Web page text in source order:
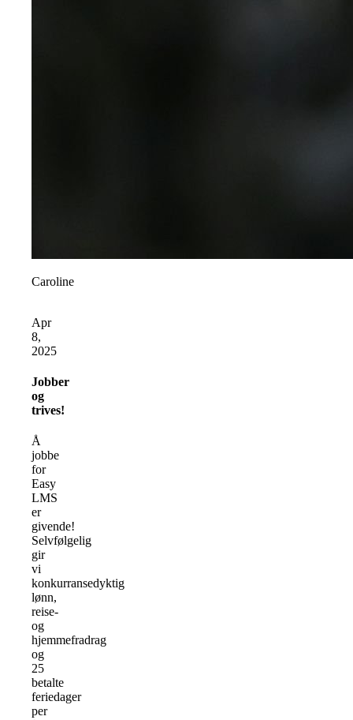
Caroline
Apr
8,
2025
Jobber
og
trives!
Å
jobbe
for
Easy
LMS
er
givende!
Selvfølgelig
gir
vi
konkurransedyktig
lønn,
reise-
og
hjemmefradrag
og
25
betalte
feriedager
per